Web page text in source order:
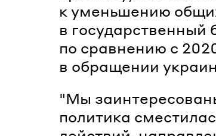
к уменьшению
в государственный
по сравнению с
в обращении
"Мы
политика